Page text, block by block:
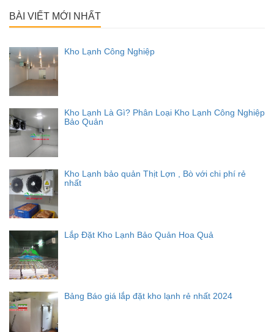
BÀI VIẾT MỚI NHẤT
Kho Lạnh Công Nghiệp
Kho Lạnh Là Gì? Phân Loại Kho Lạnh Công Nghiệp
Bảo Quản
Kho Lạnh bảo quản Thịt Lợn , Bò với chi phí rẻ
nhất
Lắp Đặt Kho Lạnh Bảo Quản Hoa Quả
Bảng Báo giá lắp đặt kho lạnh rẻ nhất 2024